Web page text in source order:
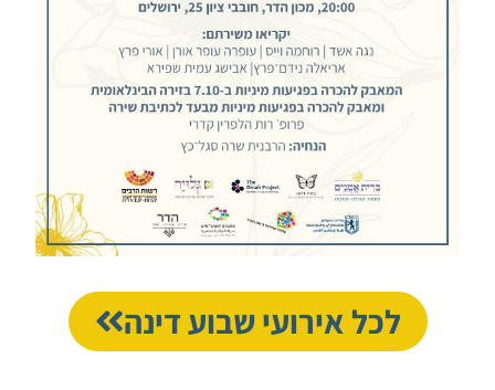
לכל אירועי שבוע דינה